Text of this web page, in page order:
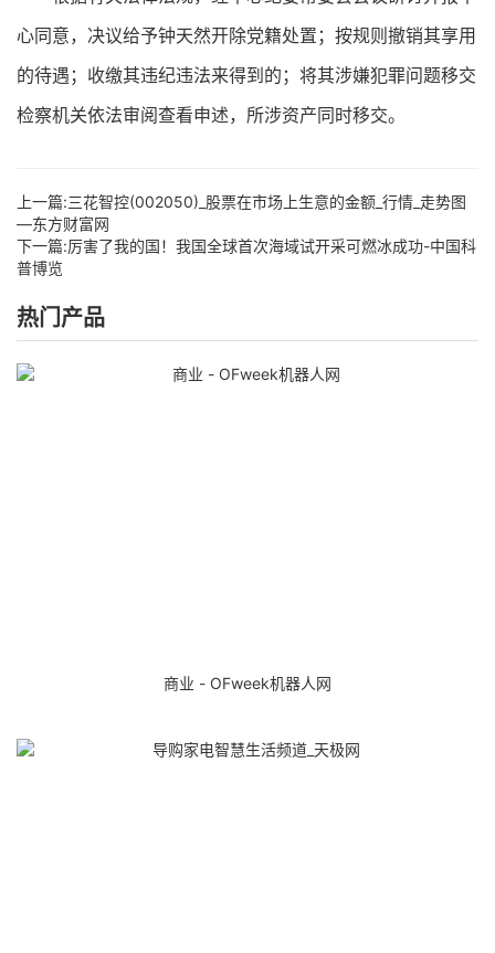
心同意，决议给予钟天然开除党籍处置；按规则撤销其享用
的待遇；收缴其违纪违法来得到的；将其涉嫌犯罪问题移交
检察机关依法审阅查看申述，所涉资产同时移交。
上一篇:三花智控(002050)_股票在市场上生意的金额_行情_走势图
—东方财富网
下一篇:厉害了我的国！我国全球首次海域试开采可燃冰成功-中国科
普博览
热门产品
商业 - OFweek机器人网